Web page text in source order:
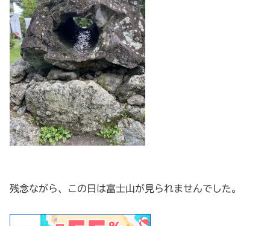
残念ながら、この日は富士山が見られませんでした。